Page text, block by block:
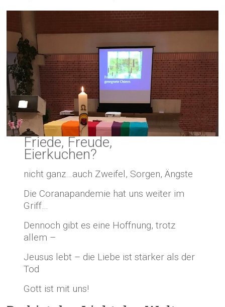
Friede, Freude,
Eierkuchen?
nicht ganz…auch Zweifel, Sorgen, Ängste
Die Coranapandemie hat uns weiter im
Griff…
Dennoch gibt es eine Hoffnung, trotz
allem –
Jeusus lebt – die Liebe ist stärker als der
Tod
Gott ist mit uns!